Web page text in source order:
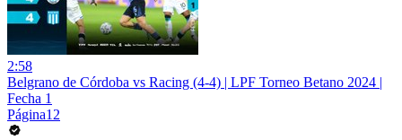
2:58
Belgrano de Córdoba vs Racing (4-4) | LPF Torneo Betano 2024 |
Fecha 1
Página12